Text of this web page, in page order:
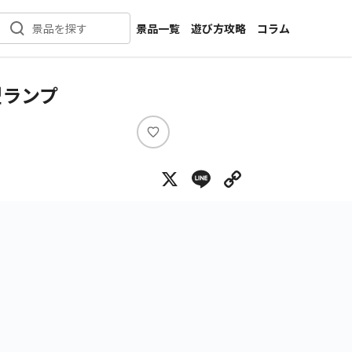
景品を探す
景品一覧
新着景品
メーカー一覧
遊び方攻略
コラム
インタビュー
ンプ
い
ね
X Line